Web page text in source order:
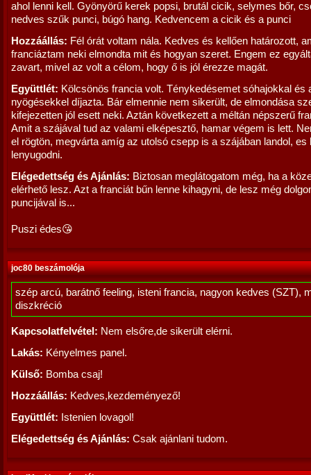
ahol lenni kell. Gyönyörű kerek popsi, brutál cicik, selymes bőr,
nedves szűk punci, búgó hang. Kedvencem a cicik és a punci
Hozzáállás: Fél órát voltam nála. Kedves és kellően határozott,
franciáztam neki elmondta mit és hogyan szeret. Engem ez
zavart, mivel az volt a célom, hogy ő is jól érezze magát.
Együttlét: Kölcsönös francia volt. Ténykedésemet sóhajokkal és
nyögésekkel díjazta. Bár elmennie nem sikerült, de elmondása
kifejezetten jól esett neki. Aztán következett a méltán népszerű
Amit a szájával tud az valami elképesztő, hamar végem is lett.
el rögtön, megvárta amíg az utolsó csepp is a szájában landol, es
lenyugodni.
Elégedettség és Ajánlás: Biztosan meglátogatom még, ha a
elérhető lesz. Azt a franciát bűn lenne kihagyni, de lesz még
puncijával is...
Puszi édes😘
joc80 beszámolója
szép arcú, barátnő feeling, isteni francia, nagyon kedves (SZT),
diszkréció
Kapcsolatfelvétel: Nem elsőre,de sikerült elérni.
Lakás: Kényelmes panel.
Külső: Bomba csaj!
Hozzáállás: Kedves,kezdeményező!
Együttlét: Istenien lovagol!
Elégedettség és Ajánlás: Csak ajánlani tudom.